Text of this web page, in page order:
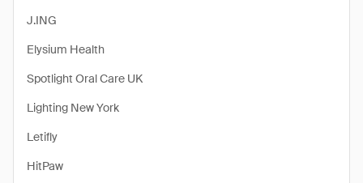
J.ING
Elysium Health
Spotlight Oral Care UK
Lighting New York
Letifly
HitPaw